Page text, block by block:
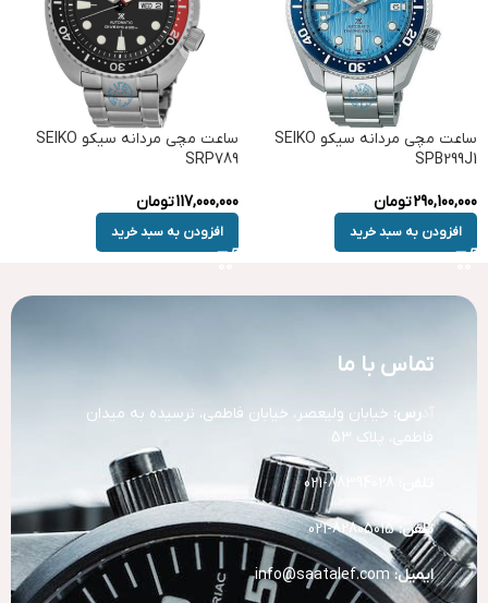
ساعت مچی مردانه سیکو SEIKO
SPB299J1
290,100,000تومان
افزودن به سبد خرید
ساعت مچی مردانه سیکو SEIKO
SRP789
117,000,000تومان
افزودن به سبد خرید
تماس با ما
رس: خیابان ولیعصر، خیابان فاطمی، نرسیده به میدان
فاطمی، پلاک 53
تلفن:82805015-021
ایمیل: info@saatalef.com